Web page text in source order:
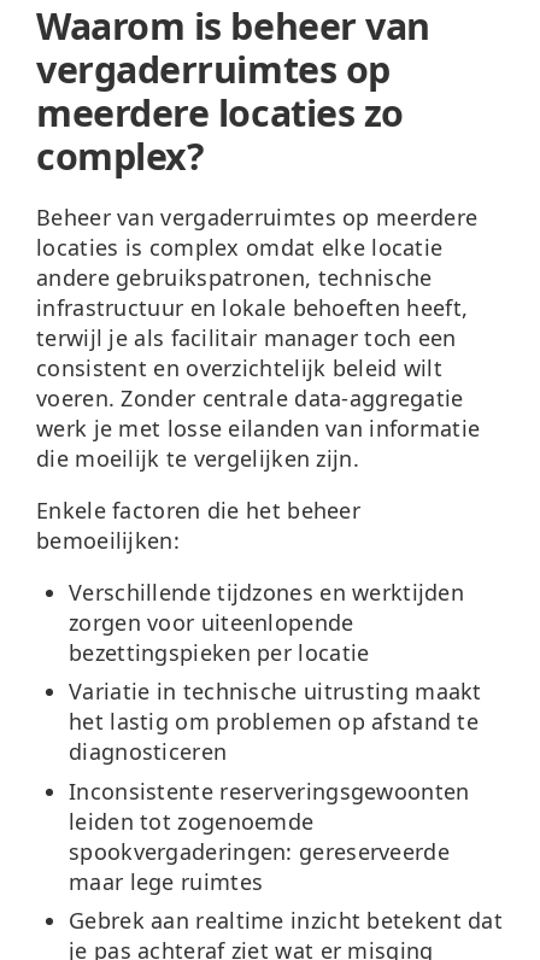
Waarom is beheer van
vergaderruimtes op
meerdere locaties zo
complex?
Beheer van vergaderruimtes op meerdere
locaties is complex omdat elke locatie
andere gebruikspatronen, technische
infrastructuur en lokale behoeften heeft,
terwijl je als facilitair manager toch een
consistent en overzichtelijk beleid wilt
voeren. Zonder centrale data-aggregatie
werk je met losse eilanden van informatie
die moeilijk te vergelijken zijn.
Enkele factoren die het beheer
bemoeilijken:
Verschillende tijdzones en werktijden
zorgen voor uiteenlopende
bezettingspieken per locatie
Variatie in technische uitrusting maakt
het lastig om problemen op afstand te
diagnosticeren
Inconsistente reserveringsgewoonten
leiden tot zogenoemde
spookvergaderingen: gereserveerde
maar lege ruimtes
Gebrek aan realtime inzicht betekent dat
je pas achteraf ziet wat er misging